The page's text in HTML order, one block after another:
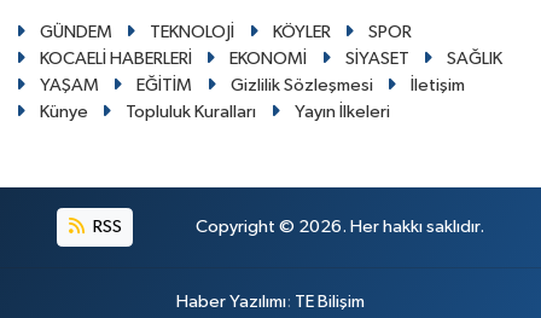
GÜNDEM TEKNOLOJİ KÖYLER
SPOR
KOCAELİ HABERLERİ
EKONOMİ SİYASET
SAĞLIK
YAŞAM
EĞİTİM Gizlilik Sözleşmesi
İletişim
Künye
Topluluk Kuralları Yayın İlkeleri
RSS Copyright © 2026. Her hakkı saklıdır.
Haber Yazılımı: TE Bilişim